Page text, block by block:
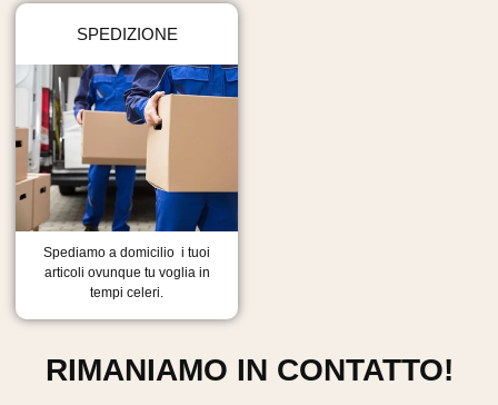
SPEDIZIONE
Spediamo a domicilio i tuoi
articoli ovunque tu voglia in
tempi celeri.
RIMANIAMO IN CONTATTO!